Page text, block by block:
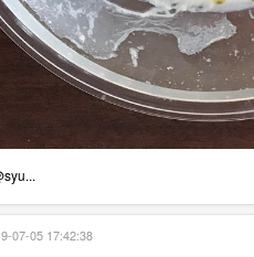
07-05 17:42:38